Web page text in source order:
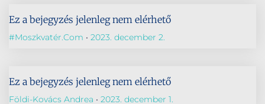
Ez a bejegyzés jelenleg nem elérhető
#Moszkvatér.com 2023. december 2.
Ez a bejegyzés jelenleg nem elérhető
Földi-Kovács Andrea 2023. december 1.